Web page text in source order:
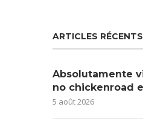
ARTICLES RÉCENTS
Absolutamente
no chickenroad
5 août 2026